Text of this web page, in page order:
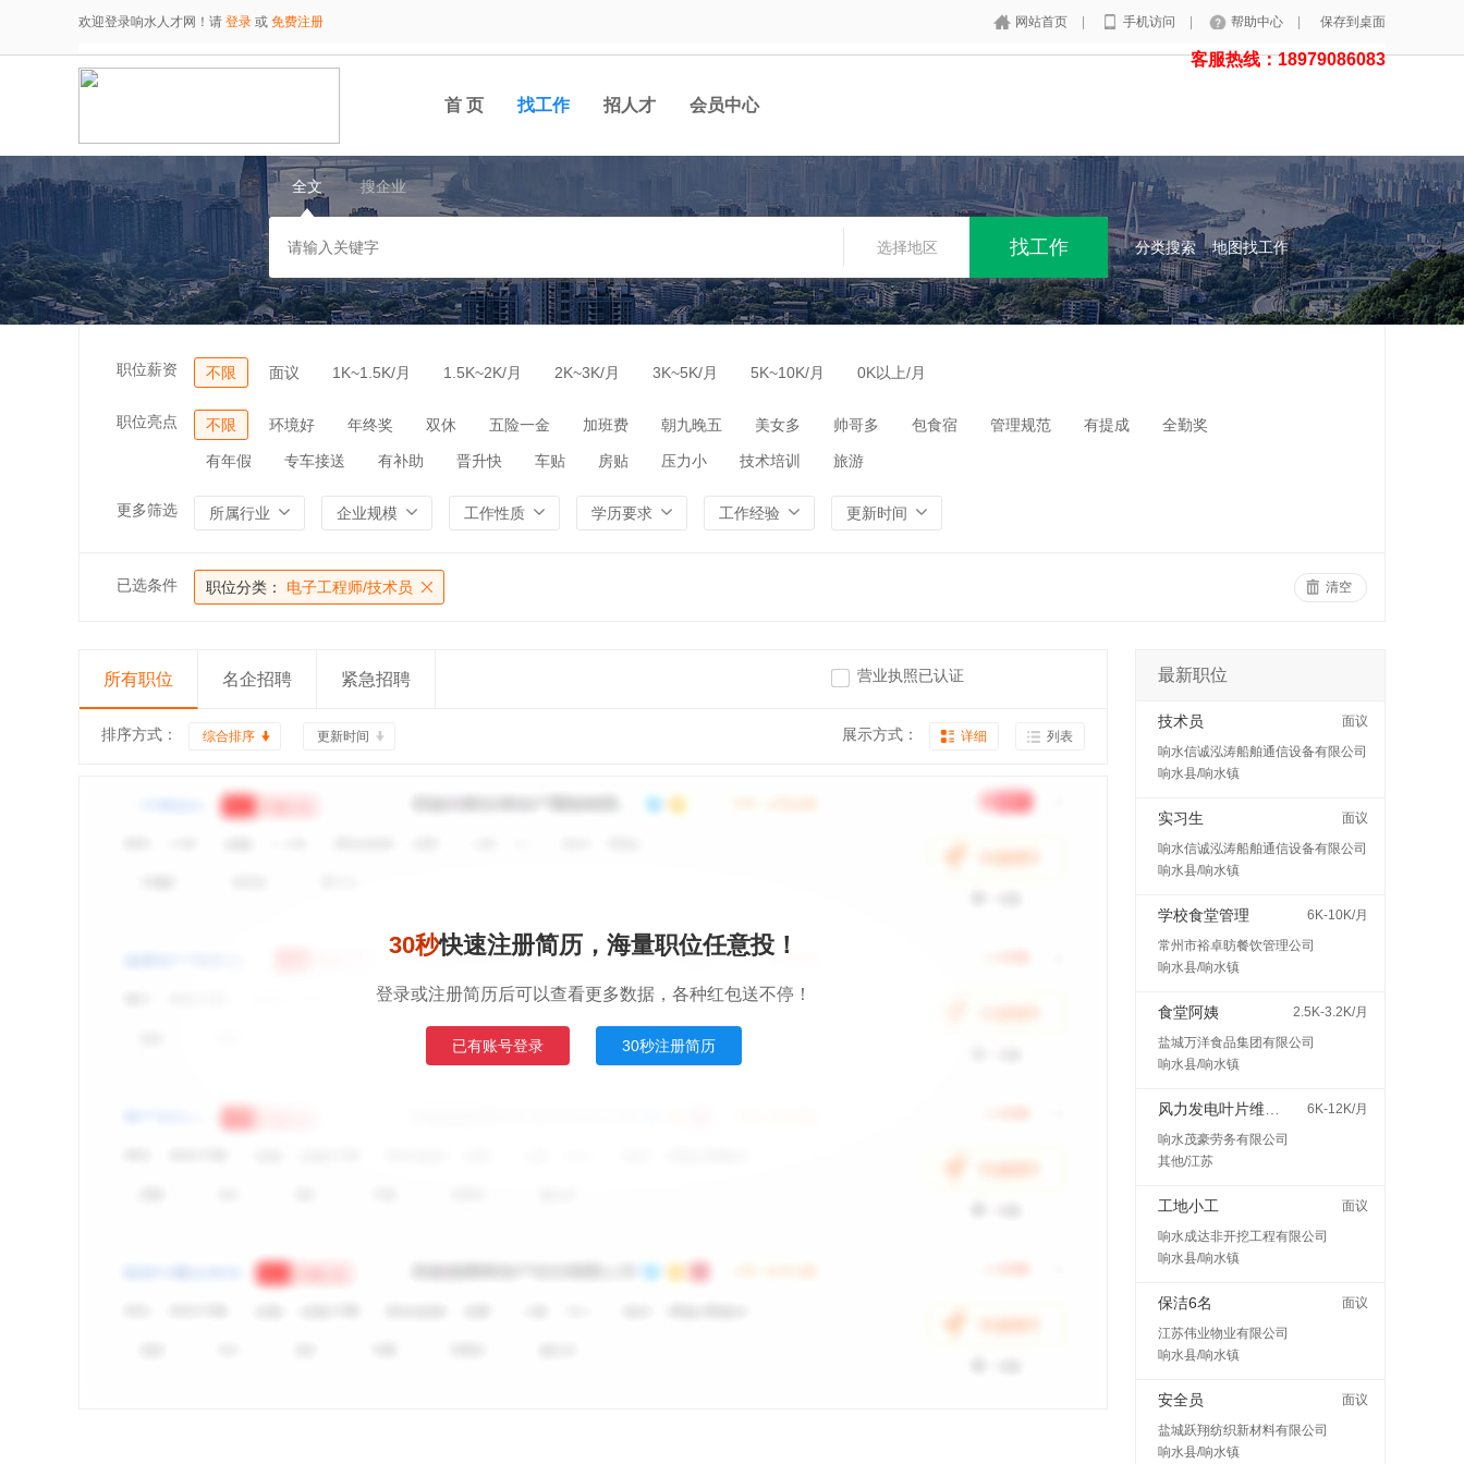
欢迎登录响水人才网！请 登录 或 免费注册 网站首页 手机访问 帮助中心 保存到桌面
客服热线：18979086083
首 页 找工作 招人才 会员中心
全文 搜企业
选择地区 分类搜索 地图找工作
职位薪资 不限 面议 1K~1.5K/月 1.5K~2K/月 2K~3K/月 3K~5K/月 5K~10K/月 0K以上/月
职位亮点 不限 环境好 年终奖 双休 五险一金 加班费 朝九晚五 美女多 帅哥多 包食宿 管理规范 有提成 全勤奖
有年假 专车接送 有补助 晋升快 车贴 房贴 压力小 技术培训 旅游
更多筛选 所属行业 企业规模 工作性质 学历要求 工作经验 更新时间
已选条件 职位分类： 电子工程师/技术员 清空
所有职位 名企招聘 紧急招聘 营业执照已认证
排序方式： 综合排序 更新时间 展示方式： 详细 列表
30秒快速注册简历，海量职位任意投！
登录或注册简历后可以查看更多数据，各种红包送不停！
已有账号登录 30秒注册简历
最新职位
技术员
面议
响水信诚泓涛船舶通信设备有限公司
响水县/响水镇
实习生
面议
响水信诚泓涛船舶通信设备有限公司
响水县/响水镇
学校食堂管理
6K-10K/月
常州市裕卓昉餐饮管理公司
响水县/响水镇
食堂阿姨
2.5K-3.2K/月
盐城万洋食品集团有限公司
响水县/响水镇
6K-12K/月
响水茂豪劳务有限公司
其他/江苏
工地小工
面议
响水成达非开挖工程有限公司
响水县/响水镇
保洁6名
面议
江苏伟业物业有限公司
响水县/响水镇
安全员
面议
盐城跃翔纺织新材料有限公司
响水县/响水镇